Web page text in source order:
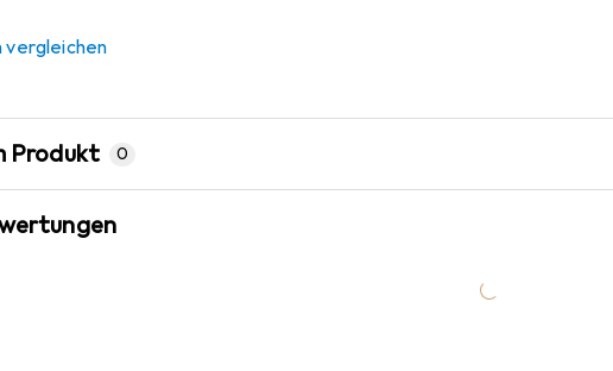
vergleichen
Produkt 0